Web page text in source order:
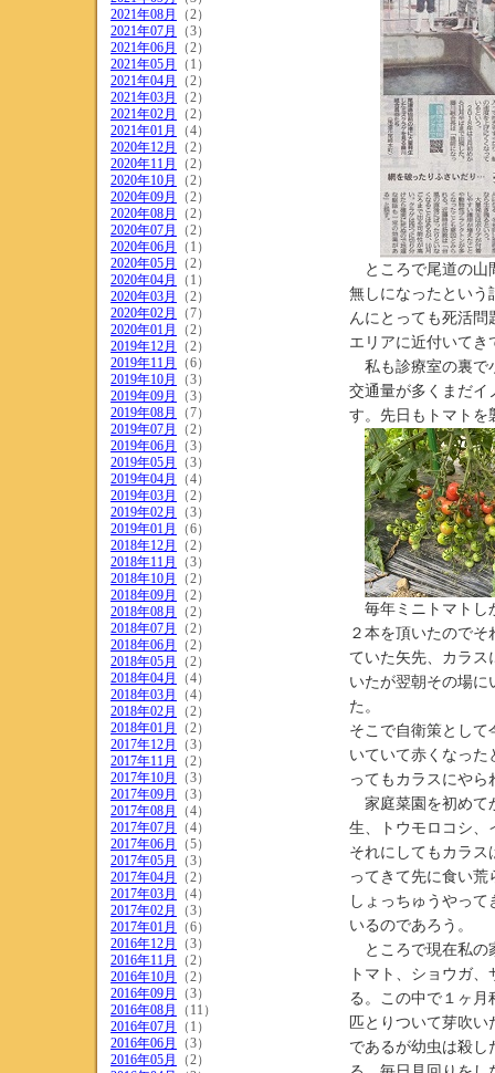
2021年08月
（2）
2021年07月
（3）
2021年06月
（2）
2021年05月
（1）
2021年04月
（2）
2021年03月
（2）
2021年02月
（2）
2021年01月
（4）
2020年12月
（2）
2020年11月
（2）
2020年10月
（2）
2020年09月
（2）
2020年08月
（2）
2020年07月
（2）
2020年06月
（1）
2020年05月
（2）
2020年04月
（1）
2020年03月
（2）
2020年02月
（7）
2020年01月
（2）
2019年12月
（2）
2019年11月
（6）
2019年10月
（3）
2019年09月
（3）
2019年08月
（7）
2019年07月
（2）
2019年06月
（3）
2019年05月
（3）
2019年04月
（4）
2019年03月
（2）
2019年02月
（3）
2019年01月
（6）
2018年12月
（2）
2018年11月
（3）
2018年10月
（2）
2018年09月
（2）
2018年08月
（2）
2018年07月
（2）
2018年06月
（2）
2018年05月
（2）
2018年04月
（4）
2018年03月
（4）
2018年02月
（2）
2018年01月
（2）
2017年12月
（3）
2017年11月
（2）
2017年10月
（3）
2017年09月
（3）
2017年08月
（4）
2017年07月
（4）
2017年06月
（5）
2017年05月
（3）
2017年04月
（2）
2017年03月
（4）
2017年02月
（3）
2017年01月
（6）
2016年12月
（3）
2016年11月
（2）
2016年10月
（2）
2016年09月
（3）
2016年08月
（11）
2016年07月
（1）
2016年06月
（3）
2016年05月
（2）
ところで尾道の山
無しになったという
んにとっても死活問
エリアに近付いてき
私も診療室の裏で
交通量が多くまだイ
す。先日もトマトを
毎年ミニトマトし
２本を頂いたので
ていた矢先、カラス
いたが翌朝その場に
た。
そこで自衛策として
いていて赤くなった
ってもカラスにやら
家庭菜園を初めて
生、トウモロコシ、
それにしてもカラス
ってきて先に食い
しょっちゅうやっ
いるのであろう。
ところで現在私の
トマト、ショウガ
る。この中で１ヶ月
匹とりついて芽吹
であるが幼虫は殺し